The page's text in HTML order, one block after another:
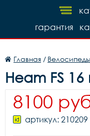
гарантия
Главная / Велосипеды
Heam FS
8100
артикул: 210209